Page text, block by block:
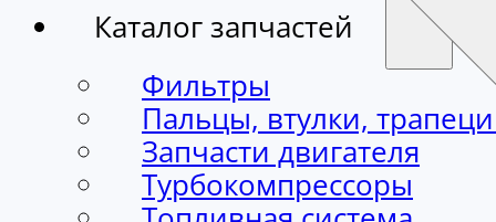
Каталог запчастей
Фильтры
Пальцы, втулки,
Запчасти двигателя
Турбокомпрессоры